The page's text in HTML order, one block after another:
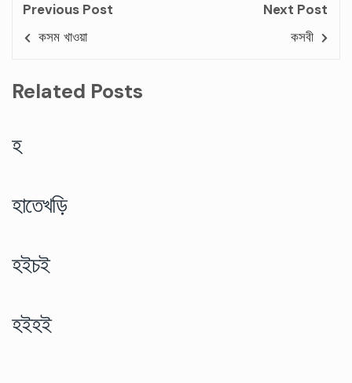
Previous Post
কসম খাওয়া
Next Post
কসবী
Related Posts
হ
হাতেখড়ি
হইচই
হইহই